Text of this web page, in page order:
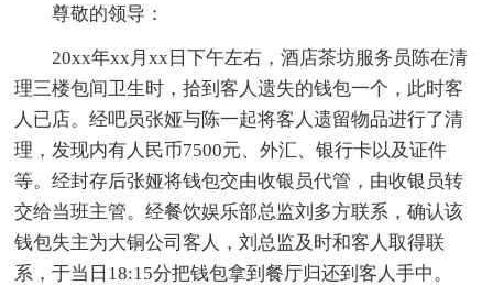
尊敬的领导：
20xx年xx月xx日下午左右，酒店茶坊服务员陈在清
理三楼包间卫生时，拾到客人遗失的钱包一个，此时客
人已店。经吧员张娅与陈一起将客人遗留物品进行了清
理，发现内有人民币7500元、外汇、银行卡以及证件
等。经封存后张娅将钱包交由收银员代管，由收银员转
交给当班主管。经餐饮娱乐部总监刘多方联系，确认该
钱包失主为大铜公司客人，刘总监及时和客人取得联
系，于当日18:15分把钱包拿到餐厅归还到客人手中。